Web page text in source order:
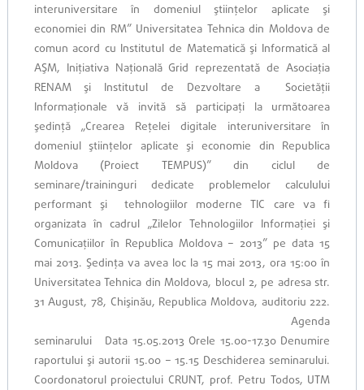
interuniversitare în domeniul ştiinţelor aplicate şi
economiei din RM” Universitatea Tehnica din Moldova de
comun acord cu Institutul de Matematică şi Informatică al
AŞM, Iniţiativa Naţională Grid reprezentată de Asociaţia
RENAM şi Institutul de Dezvoltare a Societăţii
Informaţionale vă invită să participaţi la următoarea
şedinţă „Crearea Reţelei digitale interuniversitare în
domeniul ştiinţelor aplicate şi economie din Republica
Moldova (Proiect TEMPUS)” din ciclul de
seminare/traininguri dedicate problemelor calculului
performant şi tehnologiilor moderne TIC care va fi
organizata în cadrul „Zilelor Tehnologiilor Informaţiei şi
Comunicaţiilor în Republica Moldova – 2013” pe data 15
mai 2013. Şedinţa va avea loc la 15 mai 2013, ora 15:00 în
Universitatea Tehnica din Moldova, blocul 2, pe adresa str.
31 August, 78, Chişinău, Republica Moldova, auditoriu 222.
Agenda
seminarului Data 15.05.2013 Orele 15.00-17.30 Denumire
raportului şi autorii 15.00 – 15.15 Deschiderea seminarului.
Coordonatorul proiectului CRUNT, prof. Petru Todos, UTM